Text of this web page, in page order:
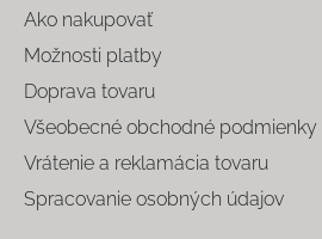
Ako nakupovať
Možnosti platby
Doprava tovaru
Všeobecné obchodné podmienky
Vrátenie a reklamácia tovaru
Spracovanie osobných údajov